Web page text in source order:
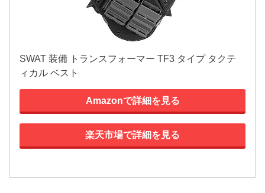
SWAT 装備 トランスフォーマー TF3 タイプ タクテ
ィカル ベスト
Amazonで詳細を見る
楽天市場で詳細を見る